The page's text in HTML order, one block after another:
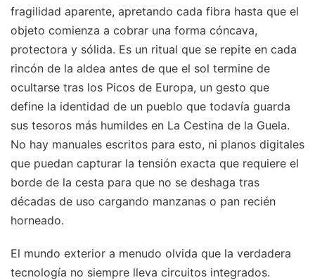
fragilidad aparente, apretando cada fibra hasta que el
objeto comienza a cobrar una forma cóncava,
protectora y sólida. Es un ritual que se repite en cada
rincón de la aldea antes de que el sol termine de
ocultarse tras los Picos de Europa, un gesto que
define la identidad de un pueblo que todavía guarda
sus tesoros más humildes en La Cestina de la Guela.
No hay manuales escritos para esto, ni planos digitales
que puedan capturar la tensión exacta que requiere el
borde de la cesta para que no se deshaga tras
décadas de uso cargando manzanas o pan recién
horneado.
El mundo exterior a menudo olvida que la verdadera
tecnología no siempre lleva circuitos integrados.